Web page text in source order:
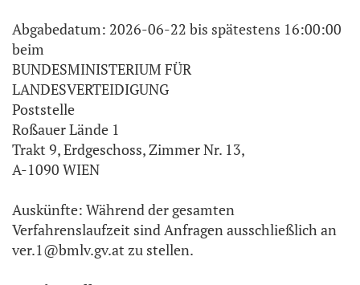
Abgabedatum: 2026-06-22 bis spätestens 16:00:00
beim
BUNDESMINISTERIUM FÜR
LANDESVERTEIDIGUNG
Poststelle
Roßauer Lände 1
Trakt 9, Erdgeschoss, Zimmer Nr. 13,
A-1090 WIEN
Auskünfte: Während der gesamten
Verfahrenslaufzeit sind Anfragen ausschließlich an
ver.1@bmlv.gv.at zu stellen.